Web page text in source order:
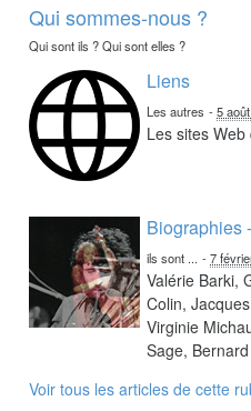
Qui sommes-nous ?
Qui sont ils ? Qui sont elles ?
Liens
Les autres -5
Les sites
Biographies
ils sont ... -7
Valérie Barki,
Colin,
Virginie
Sage,
Voir tous les articles de cette